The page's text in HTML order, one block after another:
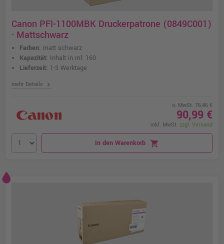
Canon PFI-1100MBK Druckerpatrone (0849C001)
· Mattschwarz
Farben: matt schwarz
Kapazität: Inhalt in ml: 160
Lieferzeit: 1-3 Werktage
mehr Details chevron_right
o. MwSt. 76,46 €
90,99 €
inkl. MwSt. zzgl. Versand
In den Warenkorb shopping_cart